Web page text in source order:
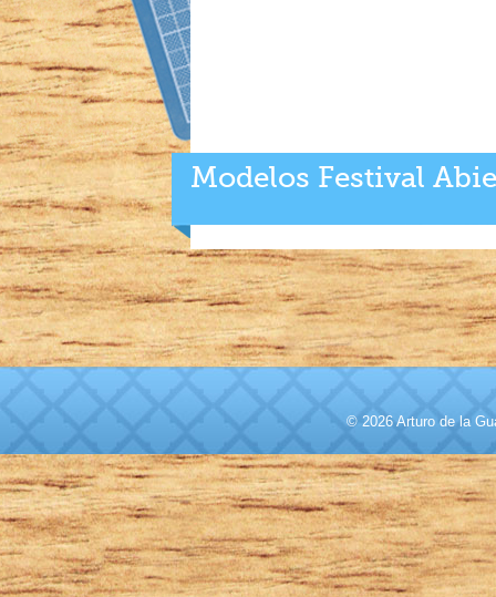
Modelos Festival
© 2026 Arturo de la